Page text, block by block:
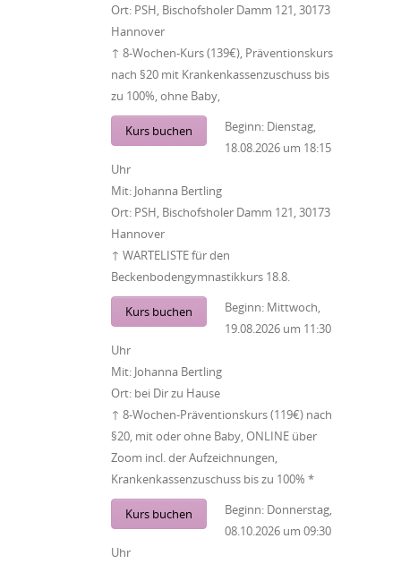
Ort: PSH, Bischofsholer Damm 121, 30173
Hannover
↑ 8-Wochen-Kurs (139€), Präventionskurs
nach §20 mit Krankenkassenzuschuss bis
zu 100%, ohne Baby,
Kurs buchen Beginn: Dienstag,
18.08.2026 um 18:15
Uhr
Mit: Johanna Bertling
Ort: PSH, Bischofsholer Damm 121, 30173
Hannover
↑ WARTELISTE für den
Beckenbodengymnastikkurs 18.8.
Kurs buchen Beginn: Mittwoch,
19.08.2026 um 11:30
Uhr
Mit: Johanna Bertling
Ort: bei Dir zu Hause
↑ 8-Wochen-Präventionskurs (119€) nach
§20, mit oder ohne Baby, ONLINE über
Zoom incl. der Aufzeichnungen,
Krankenkassenzuschuss bis zu 100% *
Kurs buchen Beginn: Donnerstag,
08.10.2026 um 09:30
Uhr